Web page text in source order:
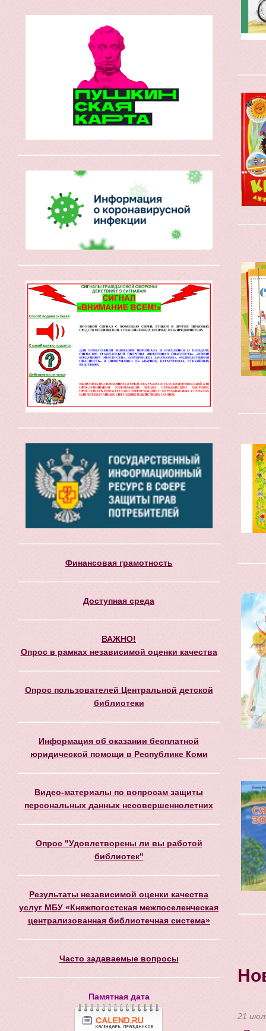
Финансовая грамотность
Доступная среда
ВАЖНО!
Опрос в рамках независимой оценки качества
Опрос пользователей Центральной детской
библиотеки
Информация об оказании бесплатной
юридической помощи в Республике Коми
Видео-материалы по вопросам защиты
персональных данных несовершеннолетних
Опрос "Удовлетворены ли вы работой
библиотек"
Результаты независимой оценки качества
услуг МБУ «Княжпогостская межпоселенческая
централизованная библиотечная система»
Часто задаваемые вопросы
Памятная дата
21